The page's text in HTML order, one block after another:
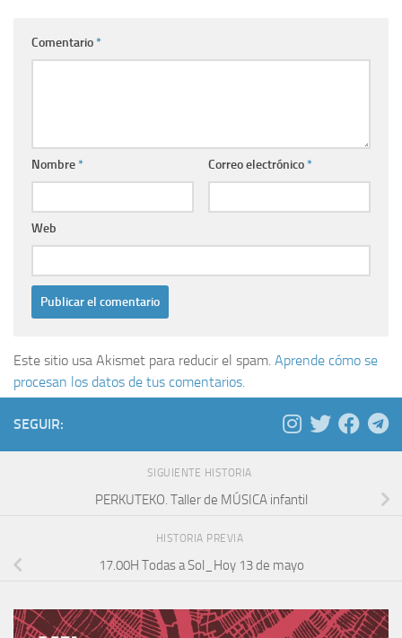
Comentario*
Nombre* Correo electrónico*
Web
Este sitio usa Akismet para reducir el spam. Aprende cómo se
procesan los datos de tus comentarios.
SEGUIR:
SIGUIENTE HISTORIA
PERKUTEKO. Taller de MÚSICA infantil
HISTORIA PREVIA
17.00H Todas a Sol_Hoy 13 de mayo